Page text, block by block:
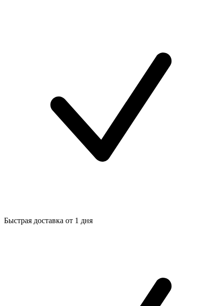
Быстрая доставка от 1 дня